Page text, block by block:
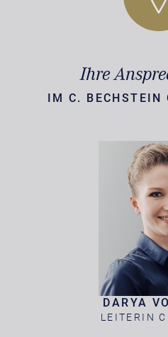
Ihre
IM C. BECHSTEIN
DARYA
LEITERIN